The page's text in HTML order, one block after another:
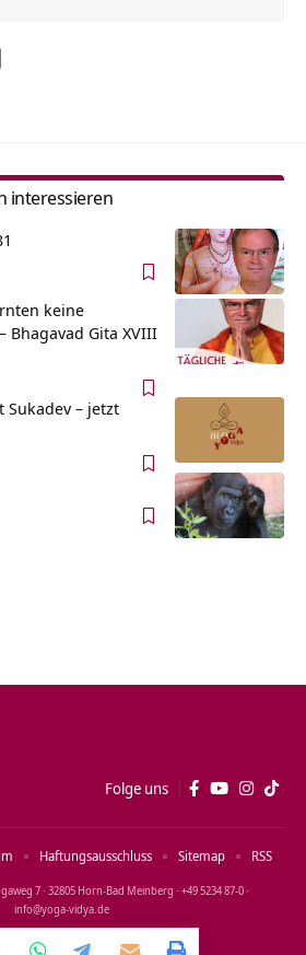
interessieren
keine
Gita XVIII
– jetzt
Folge uns
7 · 32805 Horn‑Bad Meinberg · +49 5234 87‑0 ·
info@yoga‑vidya.de
Haftungsausschluss Sitemap RSS